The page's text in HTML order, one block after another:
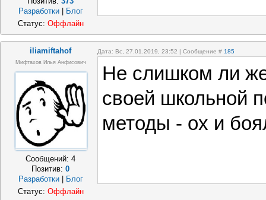
Разработки
Блог
Статус: Оффлайн
iliamiftahof Дата: Вс, 27.01.2019, 23:52 | Сообщение # 185
Мифтахов Илья Анфисович
Сообщений:4
Позитив:0
Разработки | Блог
Не слишком ли
своей школьной
методы - ох и
Статус: Оффлайн